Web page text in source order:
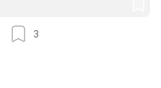
3
liệu cũ được kể lại bằng